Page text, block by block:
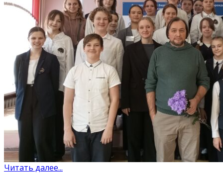
Читать далее...